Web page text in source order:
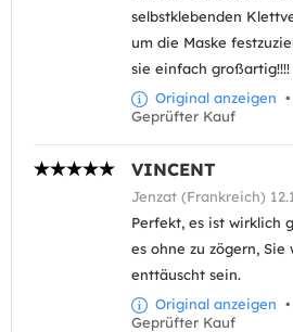
selbstklebenden
um die Maske
sie einfach großartig!!!!
Original anzeigen •
Geprüfter Kauf
VINCENT
Jenzat (Frankreich)
Perfekt, es ist wirklich
es ohne zu zögern,
enttäuscht sein.
Original anzeigen •
Geprüfter Kauf